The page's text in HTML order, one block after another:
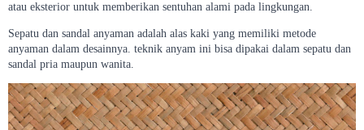
atau eksterior untuk memberikan sentuhan alami pada lingkungan.
Sepatu dan sandal anyaman adalah alas kaki yang memiliki metode
anyaman dalam desainnya. teknik anyam ini bisa dipakai dalam sepatu dan
sandal pria maupun wanita.